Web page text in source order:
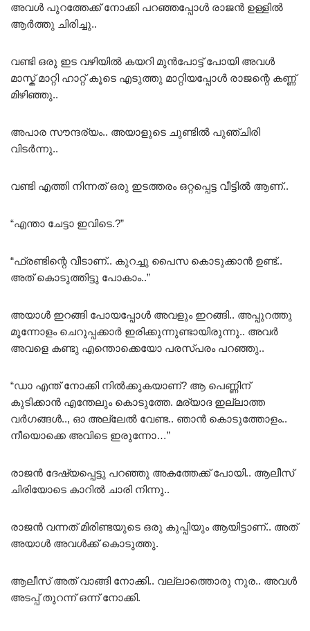
അവൾ പുറത്തേക്ക് നോക്കി പറഞ്ഞപ്പോൾ രാജൻ ഉള്ളിൽ
ആർത്തു ചിരിച്ചു..
വണ്ടി ഒരു ഇട വഴിയിൽ കയറി മുൻപോട്ട് പോയി അവൾ
മാസ്ക് മാറ്റി ഹാറ്റ് കൂടെ എടുത്തു മാറ്റിയപ്പോൾ രാജന്റെ കണ്ണ്
മിഴിഞ്ഞു..
അപാര സൗന്ദര്യം.. അയാളുടെ ചുണ്ടിൽ പുഞ്ചിരി
വിടർന്നു..
വണ്ടി എത്തി നിന്നത് ഒരു ഇടത്തരം ഒറ്റപ്പെട്ട വീട്ടിൽ ആണ്..
“എന്താ ചേട്ടാ ഇവിടെ.?”
“ഫ്രണ്ടിന്റെ വീടാണ്.. കുറച്ചു പൈസ കൊടുക്കാൻ ഉണ്ട്..
അത് കൊടുത്തിട്ടു പോകാം..”
അയാൾ ഇറങ്ങി പോയപ്പോൾ അവളും ഇറങ്ങി.. അപ്പുറത്തു
മൂന്നോളം ചെറുപ്പക്കാർ ഇരിക്കുന്നുണ്ടായിരുന്നു.. അവർ
അവളെ കണ്ടു എന്തൊക്കെയോ പരസ്പരം പറഞ്ഞു..
“ഡാ എന്ത് നോക്കി നിൽക്കുകയാണ്? ആ പെണ്ണിന്
കുടിക്കാൻ എന്തേലും കൊടുത്തേ. മര്യാദ ഇല്ലാത്ത
വർഗങ്ങൾ.., ഓ അല്ലേൽ വേണ്ട.. ഞാൻ കൊടുത്തോളം..
നീയൊക്കെ അവിടെ ഇരുന്നോ…”
രാജൻ ദേഷ്യപ്പെട്ടു പറഞ്ഞു അകത്തേക്ക് പോയി.. ആലീസ്
ചിരിയോടെ കാറിൽ ചാരി നിന്നു..
രാജൻ വന്നത് മിരിണ്ടയുടെ ഒരു കുപ്പിയും ആയിട്ടാണ്.. അത്
അയാൾ അവൾക്ക് കൊടുത്തു.
ആലീസ് അത് വാങ്ങി നോക്കി.. വല്ലാത്തൊരു നുര.. അവൾ
അടപ്പ് തുറന്ന് ഒന്ന് നോക്കി.